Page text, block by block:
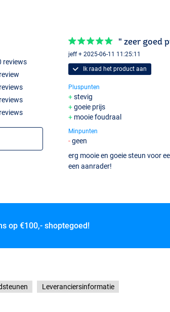
reviews
" zeer goed
jeff + 2025-06-11 11:25:11
Ik raad het product aan
Pluspunten
stevig
goeie prijs
mooie foudraal
Minpunten
geen
erg mooie en goeie steun voor
een aanrader!
op €100,- shoptegoed!
Leveranciersinformatie